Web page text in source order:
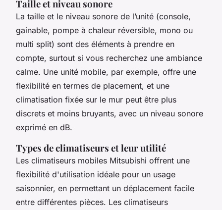
Taille et niveau sonore
La taille et le niveau sonore de l’unité (console,
gainable, pompe à chaleur réversible, mono ou
multi split) sont des éléments à prendre en
compte, surtout si vous recherchez une ambiance
calme. Une unité mobile, par exemple, offre une
flexibilité en termes de placement, et une
climatisation fixée sur le mur peut être plus
discrets et moins bruyants, avec un niveau sonore
exprimé en dB.
Types de climatiseurs et leur utilité
Les climatiseurs mobiles Mitsubishi offrent une
flexibilité d'utilisation idéale pour un usage
saisonnier, en permettant un déplacement facile
entre différentes pièces. Les climatiseurs